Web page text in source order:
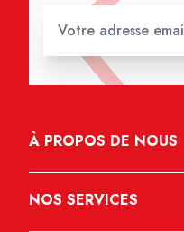
À PROPOS DE NOUS
NOS SERVICES